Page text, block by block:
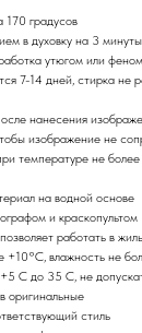
170 градусов
в духовку на 3 минуты
утюгом или феном
7-14 дней, стирка не
нанесения
изображение не
температуре не
на водной основе
и краскопультом
работать в
+10°С, влажность не
С до 35 С, не
оригинальные
стиль